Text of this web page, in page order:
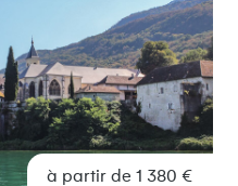
à partir de 1 380 €